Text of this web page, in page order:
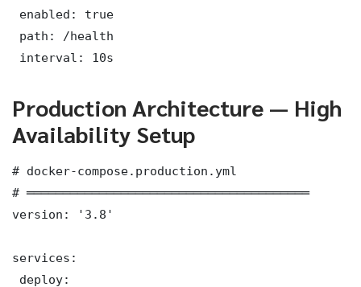
enabled: true
path: /health
interval: 10s
Production Architecture — High
Availability Setup
# docker-compose.production.yml
# ═══════════════════════════════════════
version: '3.8'
services:
deploy: